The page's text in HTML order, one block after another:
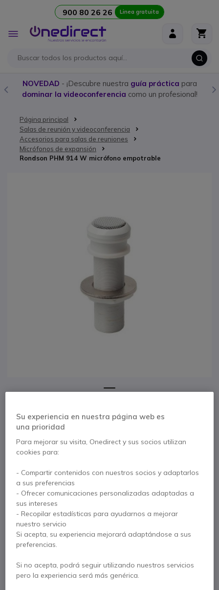
900 80 26 26 Linea gratuita
Toggle
Nav
NOVEDAD - ¡Descubre nuestra guía práctica para
dominar la videoconferencia como un profesional!
Página principal
Salas de reunión y videoconferencia
Accesorios para salas de reuniones
Micrófonos de expansión
Rondson PHM 914 W micrófono empotrable
Rondson PHM 914 W
micrófono
empotrable
Micrófono incorporado con cápsula electret, ideal
para equipar tus auditorios y salas de audiencias
con una solución discreta y de alto rendimiento
179,95 € s/Iva 217,74 € Iva incl.
Cantidad
AÑADIR AL CARRITO
PRESUPUESTO EN 4 H
Su experiencia en nuestra página web es
una prioridad
Para mejorar su visita, Onedirect y sus socios utilizan
cookies para:
- Compartir contenidos con nuestros socios y adaptarlos
a sus preferencias
- Ofrecer comunicaciones personalizadas adaptadas a
sus intereses
- Recopilar estadísticas para ayudarnos a mejorar
nuestro servicio
Si acepta, su experiencia mejorará adaptándose a sus
preferencias.
Si no acepta, podrá seguir utilizando nuestros servicios
pero la experiencia será más genérica.